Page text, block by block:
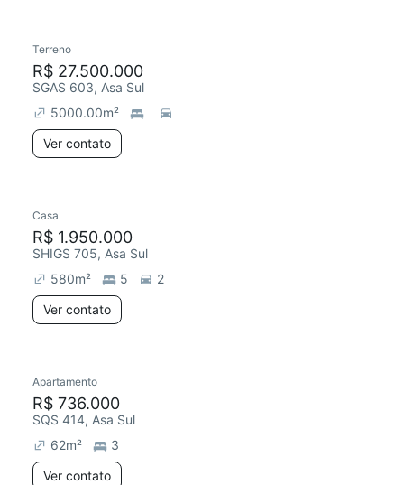
Terreno
R$ 27.500.000
SGAS 603, Asa Sul
5000.00m²
Ver contato
Casa
R$ 1.950.000
SHIGS 705, Asa Sul
580m² 5
2
Ver contato
Apartamento
R$ 736.000
SQS 414, Asa Sul
62m²
3
Ver contato